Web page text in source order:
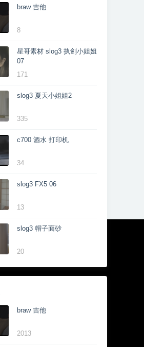
braw 吉他
8
星哥素材 slog3 执剑小姐姐
07
171
slog3 夏天小姐姐2
335
c700 酒水 打印机
34
slog3 FX5 06
13
slog3 帽子面砂
20
braw 吉他
2013